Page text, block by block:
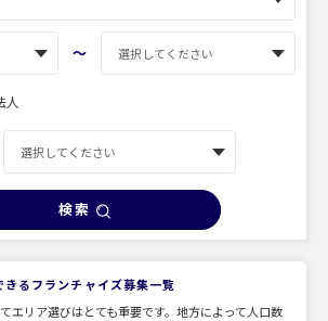
〜
人
検索
るフランチャイズ募集一覧
エリア選びはとても重要です。地方によって人口数